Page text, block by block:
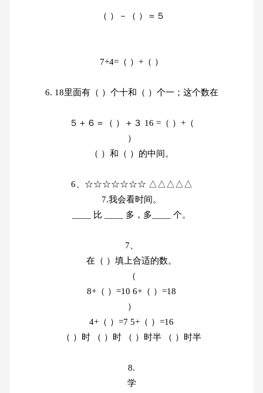
（ ）－（ ）＝５
7+4=（ ）+（ ）
6. 18里面有（ ）个十和（ ）个一；这个数在
５＋６＝（ ）＋３ 16 =（ ）+（
）
（ ）和（ ）的中间。
6、☆☆☆☆☆☆☆ △△△△△
7.我会看时间。
____ 比 ____ 多，多____ 个。
7、
在（ ）填上合适的数。
（
8+（ ）=10 6+（ ）=18
）
4+（ ）=7 5+（ ）=16
（ ）时 （ ）时 （ ）时半 （ ）时半
8.
学